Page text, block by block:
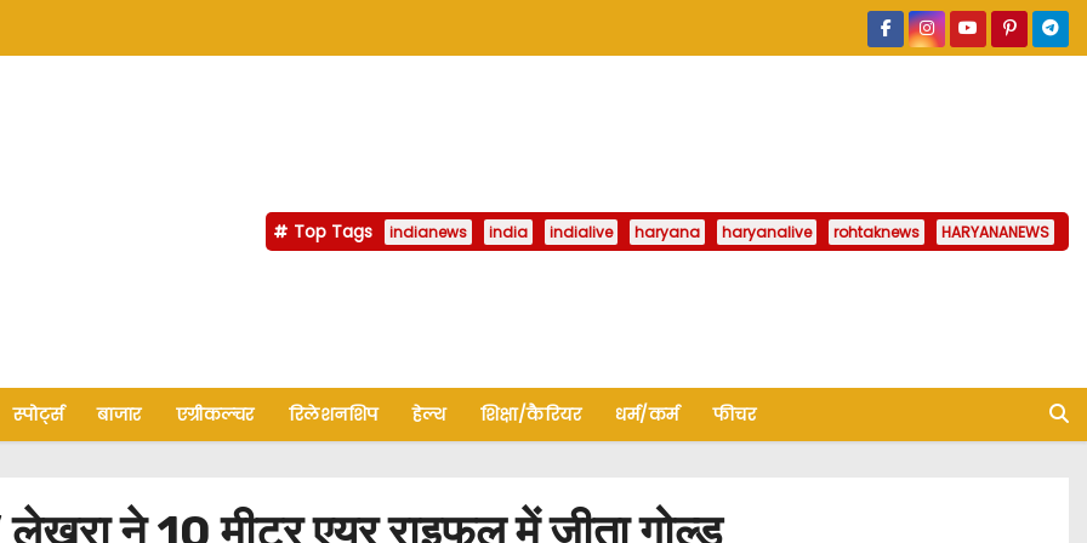
Top Tags indianews india indialive haryana haryanalive rohtaknews HARYANANEWS
स्पोर्ट्स बाजार एग्रीकल्चर रिलेशनशिप हेल्थ शिक्षा/कैरियर धर्म/कर्म फीचर